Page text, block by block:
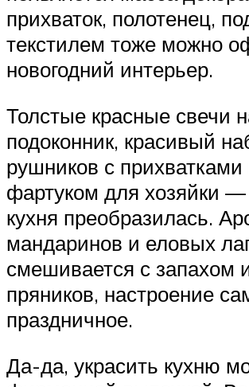
прихваток, полотенец,
текстилем тоже можно
новогодний интерьер.
Толстые красные свечи
подоконник, красивый
рушников с прихватками
фартуком для хозяйки
кухня преобразилась.
мандаринов и еловых
смешивается с запахом
пряников, настроение
праздничное.
Да-да, украсить кухню